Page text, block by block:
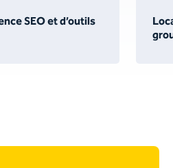
SEO et d’outils